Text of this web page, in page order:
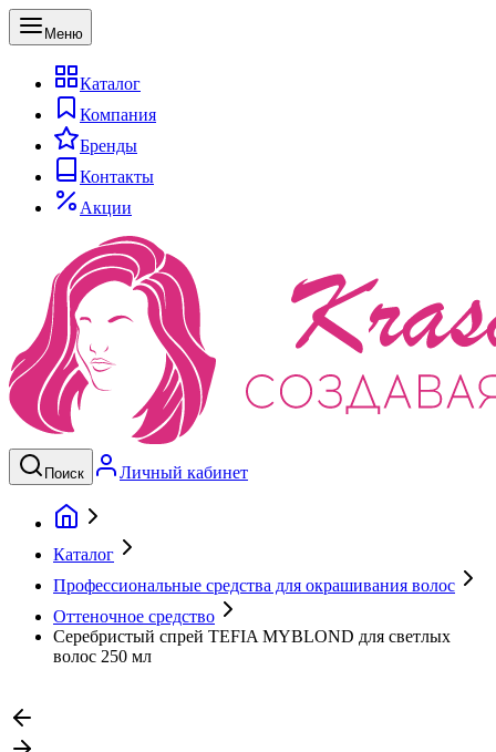
Меню
Каталог
Компания
Бренды
Контакты
Акции
Поиск Личный кабинет
Каталог
Профессиональные средства для окрашивания волос
Оттеночное средство
Серебристый спрей TEFIA MYBLOND для светлых
волос 250 мл